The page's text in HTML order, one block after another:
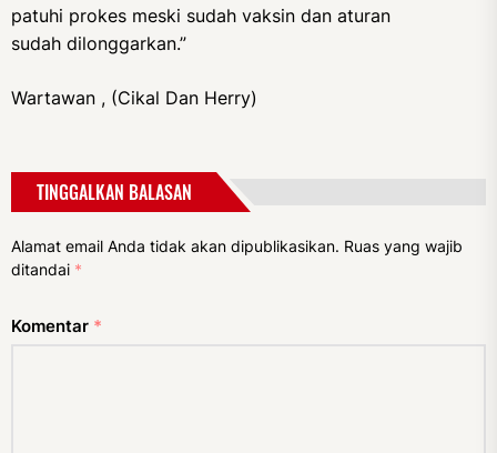
patuhi prokes meski sudah vaksin dan aturan
sudah dilonggarkan.”
Wartawan , (Cikal Dan Herry)
TINGGALKAN BALASAN
Alamat email Anda tidak akan dipublikasikan. Ruas yang wajib
ditandai *
Komentar *